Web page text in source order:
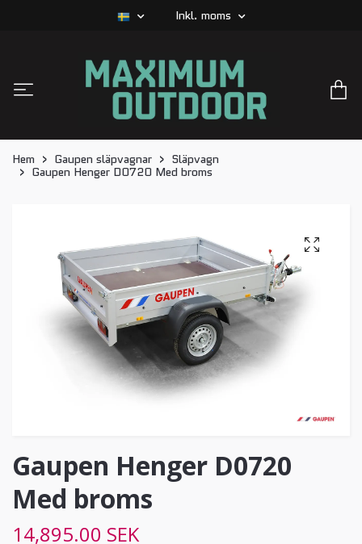
Inkl. moms
Hem Gaupen släpvagnar
Släpvagn
Gaupen Henger D0720 Med broms
Gaupen Henger D0720
Med broms
14,895.00 SEK